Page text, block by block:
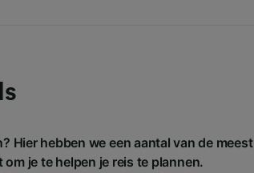
Hier hebben we een aantal van de meest
je te helpen je reis te plannen.